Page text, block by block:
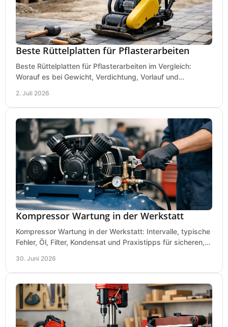
Beste Rüttelplatten für Pflasterarbeiten
Beste Rüttelplatten für Pflasterarbeiten im Vergleich:
Worauf es bei Gewicht, Verdichtung, Vorlauf und
2. Juli 2026
Kompressor Wartung in der Werkstatt
Kompressor Wartung in der Werkstatt: Intervalle, typische
Fehler, Öl, Filter, Kondensat und Praxistipps für sicheren,
30. Juni 2026